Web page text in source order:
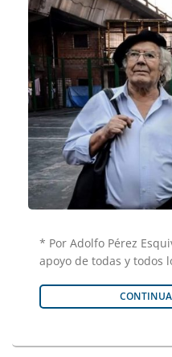
* Por Adolfo Pérez
apoyo de todas y todos